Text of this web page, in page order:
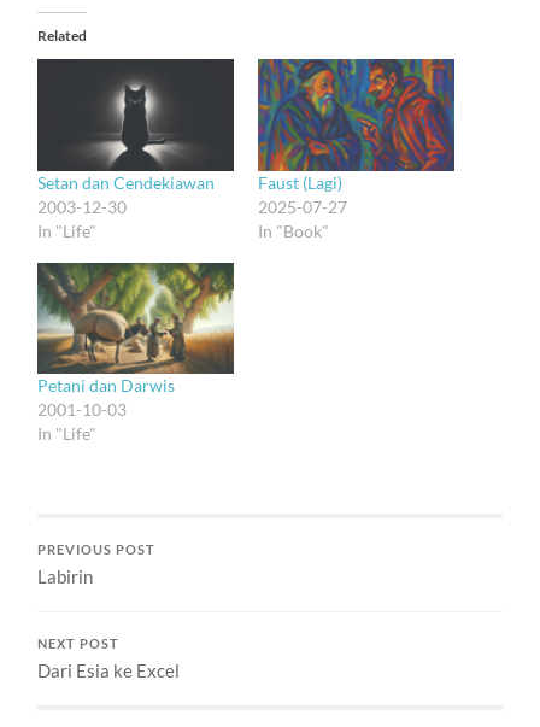
Related
Setan dan Cendekiawan
2003-12-30
In "Life"
Faust (Lagi)
2025-07-27
In "Book"
Petani dan Darwis
2001-10-03
In "Life"
PREVIOUS POST
Labirin
NEXT POST
Dari Esia ke Excel